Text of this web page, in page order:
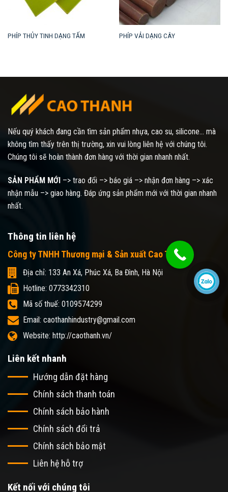
PHÍP THỦY TINH DẠNG TẤM PHÍP VẢI DẠNG CÂY
Nếu quý khách đang cần tìm sản phẩm nhựa, cao su, silicone... mà
không tìm thấy trên thị trường, xin vui lòng liên hệ với chúng tôi.
Chúng tôi sẽ hoàn thành đơn hàng với thời gian nhanh nhất.
SẢN PHẨM MỚI –> trao đổi –> báo giá –> nhận đơn hàng –> xác
nhận mẫu –> giao hàng. Đáp ứng sản phẩm mới với thời gian nhanh
nhất.
Thông tin liên hệ
Công ty TNHH Thương mại & Sản xuất Cao Thanh
Địa chỉ: 133 An Xá, Phúc Xá, Ba Đình, Hà Nội
Hotline: 0773342310
Mã số thuế: 0109574299
Email: caothanhindustry@gmail.com
Website: http://caothanh.vn/
Liên kết nhanh
Hướng dẫn đặt hàng
Chính sách thanh toán
Chính sách bảo hành
Chính sách đổi trả
Chính sách bảo mật
Liên hệ hỗ trợ
Kết nối với chúng tôi